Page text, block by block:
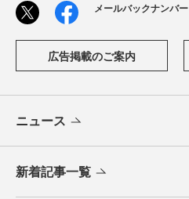
メールバックナンバー
広告掲載のご案内
ニュース
新着記事一覧